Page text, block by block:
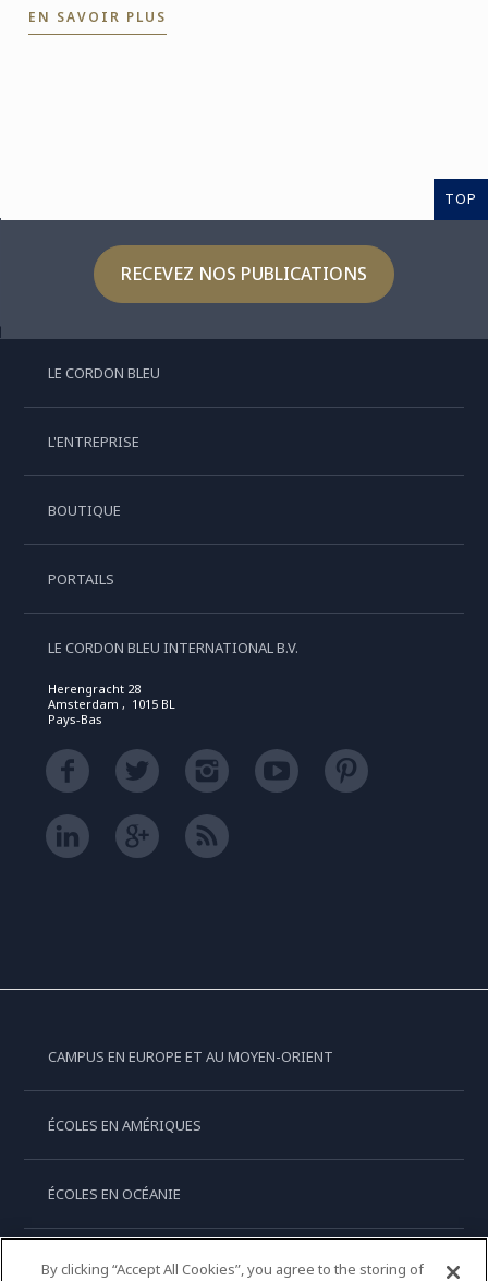
les ...
EN SAVOIR PLUS
TOP
RECEVEZ NOS PUBLICATIONS
LE CORDON BLEU
L'ENTREPRISE
BOUTIQUE
PORTAILS
LE CORDON BLEU INTERNATIONAL B.V.
Herengracht 28
Amsterdam , 1015 BL
Pays-Bas
CAMPUS EN EUROPE ET AU MOYEN-ORIENT
ÉCOLES EN AMÉRIQUES
ÉCOLES EN OCÉANIE
ÉCOLES EN ASIE
By clicking “Accept All Cookies”, you agree to the storing of